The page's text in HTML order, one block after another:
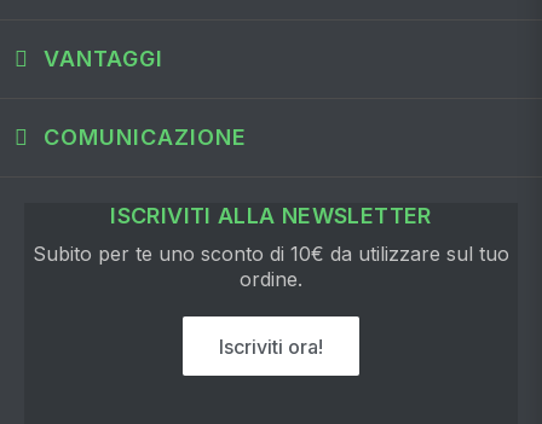
VANTAGGI
COMUNICAZIONE
ISCRIVITI ALLA NEWSLETTER
Subito per te uno sconto di 10€ da utilizzare sul tuo
ordine.
Iscriviti ora!